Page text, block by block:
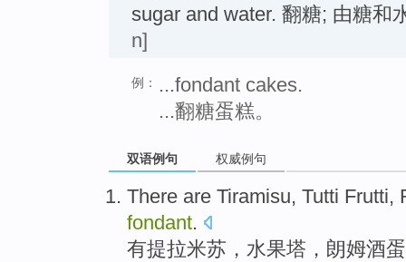
sugar and water. 翻糖; 由糖和
n]
例：
...fondant cakes.
...翻糖蛋糕。
双语例句 权威例句
There are Tiramisu, Tutti Frutti,
fondant.
有提拉米苏 ，水果塔， 朗姆酒